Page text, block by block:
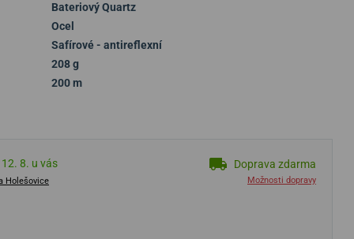
Bateriový Quartz
Ocel
Safírové - antireflexní
208 g
200 m
8. u vás
Holešovice
Doprava zdarma
Možnosti dopravy